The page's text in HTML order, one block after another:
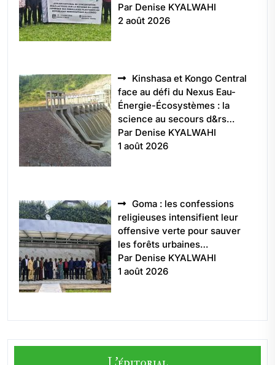
Par Denise KYALWAHI
2 août 2026
Kinshasa et Kongo Central
face au défi du Nexus Eau-
Énergie-Écosystèmes : la
science au secours d&rs…
Par Denise KYALWAHI
1 août 2026
Goma : les confessions
religieuses intensifient leur
offensive verte pour sauver
les forêts urbaines…
Par Denise KYALWAHI
1 août 2026